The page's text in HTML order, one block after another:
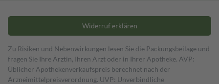
Widerruf erklären
Zu Risiken und Nebenwirkungen lesen Sie die Packungsbeilage und
fragen Sie Ihre Ärztin, Ihren Arzt oder in Ihrer Apotheke. AVP:
Üblicher Apothekenverkaufspreis berechnet nach der
Arzneimittelpreisverordnung. UVP: Unverbindliche